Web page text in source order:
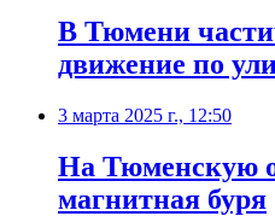
В Тюмени
движение по
3 марта 2025 г., 12:50
На Тюменскую
магнитная буря